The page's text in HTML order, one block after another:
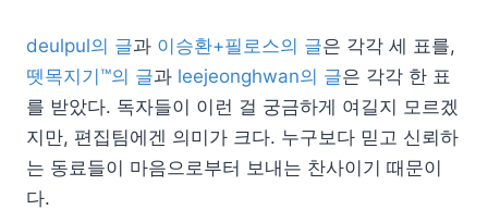
deulpul의 글과 이승환+필로스의 글은 각각 세 표를,
뗏목지기™의 글과 leejeonghwan의 글은 각각 한 표
를 받았다. 독자들이 이런 걸 궁금하게 여길지 모르겠
지만, 편집팀에겐 의미가 크다. 누구보다 믿고 신뢰하
는 동료들이 마음으로부터 보내는 찬사이기 때문이
다.